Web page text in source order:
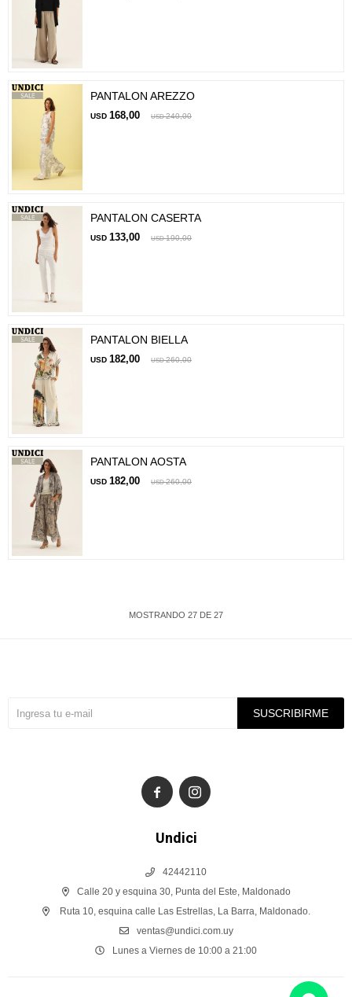
PANTALON AREZZO
USD 168,00 USD 240,00
PANTALON CASERTA
USD 133,00 USD 190,00
PANTALON BIELLA
USD 182,00 USD 260,00
PANTALON AOSTA
USD 182,00 USD 260,00
MOSTRANDO 27 DE 27
Undici
42442110
Calle 20 y esquina 30, Punta del Este, Maldonado
Ruta 10, esquina calle Las Estrellas, La Barra, Maldonado.
ventas@undici.com.uy
Lunes a Viernes de 10:00 a 21:00
SUSCRIBIRME
 